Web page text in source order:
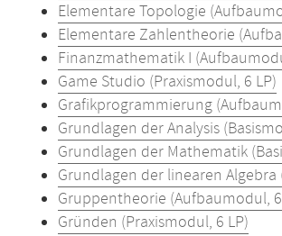
Elementare Topologie
Elementare Zahlentheorie
Finanzmathematik I
Game Studio (Praxismodul, 6 LP)
Grafikprogrammierung
Grundlagen der Analysis
Grundlagen der Mathematik
Grundlagen der linearen Algebra
Gruppentheorie (Aufbaumodul,
Gründen (Praxismodul, 6 LP)